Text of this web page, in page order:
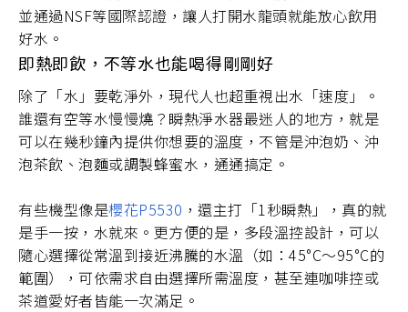
並通過NSF等國際認證，讓人打開水龍頭就能放心飲用
好水。
即熱即飲，不等水也能喝得剛剛好
除了「水」要乾淨外，現代人也超重視出水「速度」。
誰還有空等水慢慢燒？瞬熱淨水器最迷人的地方，就是
可以在幾秒鐘內提供你想要的溫度，不管是沖泡奶、沖
泡茶飲、泡麵或調製蜂蜜水，通通搞定。
有些機型像是櫻花P5530 ，還主打「1秒瞬熱」，真的就
是手一按，水就來。更方便的是，多段溫控設計，可以
隨心選擇從常溫到接近沸騰的水溫（如：45°C～95°C的
範圍），可依需求自由選擇所需溫度，甚至連咖啡控或
茶道愛好者皆能一次滿足。